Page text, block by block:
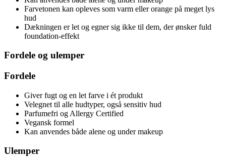
Farvetonen kan opleves som varm eller orange på meget lys
hud
Dækningen er let og egner sig ikke til dem, der ønsker fuld
foundation-effekt
Fordele og ulemper
Fordele
Giver fugt og en let farve i ét produkt
Velegnet til alle hudtyper, også sensitiv hud
Parfumefri og Allergy Certified
Vegansk formel
Kan anvendes både alene og under makeup
Ulemper